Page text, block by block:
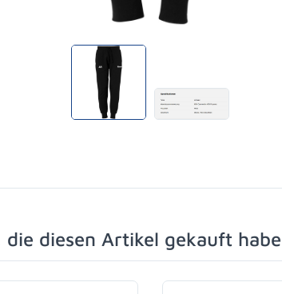
die diesen Artikel gekauft